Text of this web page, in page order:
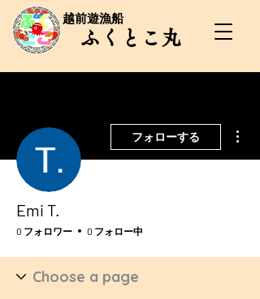
​ふくとこ丸
​越前遊漁船
フォローする
Emi T.
0 フォロワー 0 フォロー中